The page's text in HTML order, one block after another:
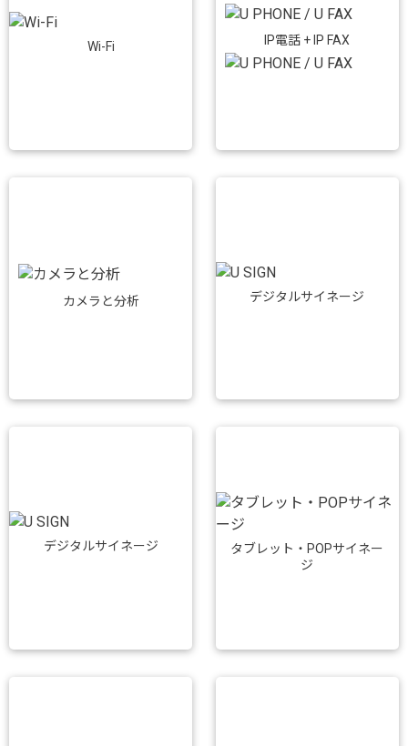
Wi-Fi IP電話 + IP FAX
カメラと分析 デジタルサイネージ
デジタルサイネージ
タブレット・POPサイネー
ジ